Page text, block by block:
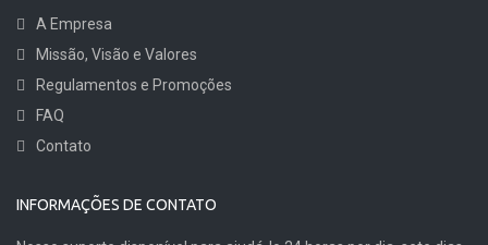
A Empresa
Missão, Visão e Valores
Regulamentos e Promoções
FAQ
Contato
INFORMAÇÕES DE CONTATO